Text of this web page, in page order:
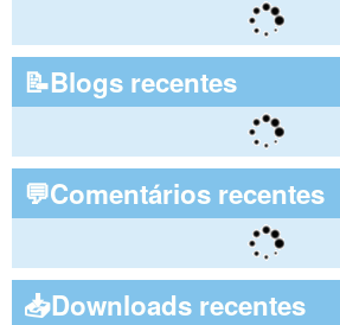
📝Blogs recentes
💬Comentários recentes
📥Downloads recentes